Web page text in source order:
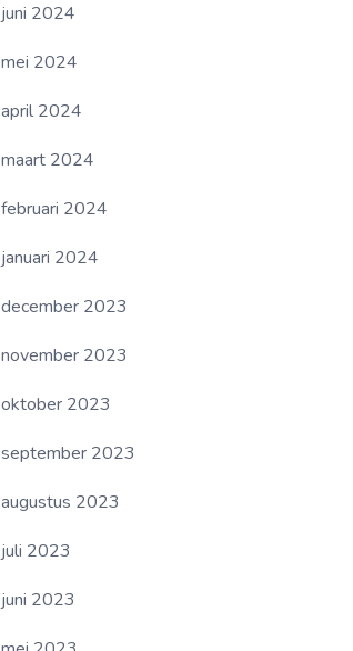
juni 2024
mei 2024
april 2024
maart 2024
februari 2024
januari 2024
december 2023
november 2023
oktober 2023
september 2023
augustus 2023
juli 2023
juni 2023